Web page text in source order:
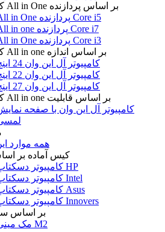
کامپیوتر All in One بر اساس پردازنده
All in One پردازنده Core i5
All in one پردازنده Core i7
All in One پردازنده Core i3
کامپیوتر All in one بر اساس اندازه
کامپیوتر آل این وان 24 اینچ
کامپیوتر آل این وان 22 اینچ
کامپیوتر آل این وان 27 اینچ
کامپیوتر All in one بر اساس قابلیت
کامپیوتر آل این وان با صفحه
همه موارد
کیس آماده بر
کامپیوتر دسکتاپ HP
کامپیوتر دسکتاپ Intel
کامپیوتر دسکتاپ Asus
کامپیوتر دسکتاپ Innovers
بر اساس
مک مینی M2